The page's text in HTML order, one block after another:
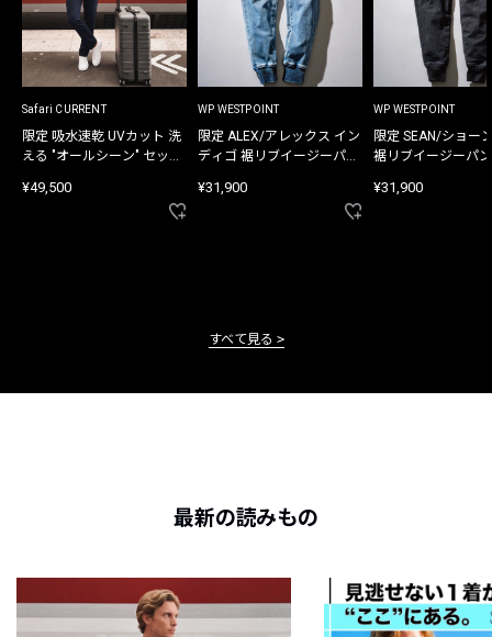
Safari CURRENT
限定 吸水速乾 UVカット 洗
える "オールシーン" セット
¥49,500
WP WESTPOINT
限定 ALEX/アレックス イン
ディゴ 裾リブイージーパン
¥31,900
WP WESTPOINT
限定 SEAN/ショー
裾リブイージーパ
¥31,900
すべて見る
最新の読みもの